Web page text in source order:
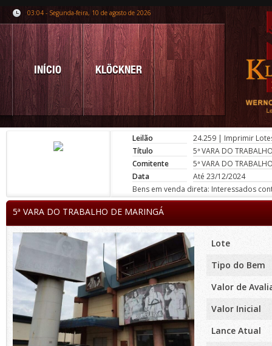
03:04 - Segunda-feira, 10 de agosto de 2026
INÍCIO KLÖCKNER
Leilão 24.259 | Imprimir
Título
5ª VARA DO
Comitente
5ª VARA DO
Data
Até 23/12/2024
Bens em venda direta: Interessados
5ª VARA DO TRABALHO DE MARINGÁ
Lote
Tipo do Bem
Valor de
Valor Inicial
Lance Atual